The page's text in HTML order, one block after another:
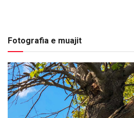
Fotografia e muajit